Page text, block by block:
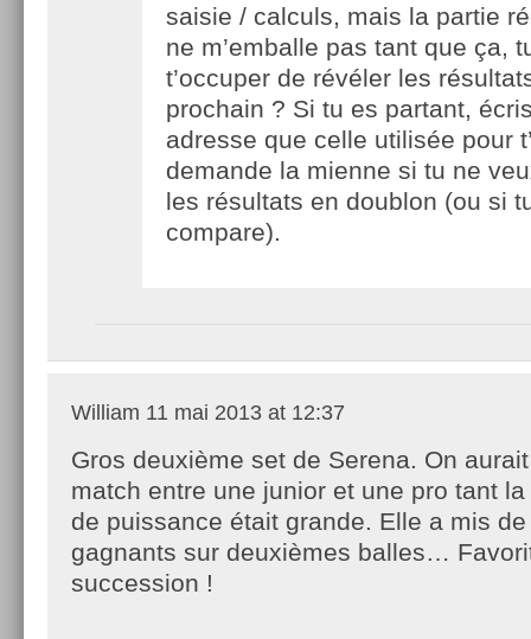
saisie / calculs, mais la partie
ne m’emballe pas tant que ça,
t’occuper de révéler les
prochain ? Si tu es partant,
adresse que celle utilisée pour
demande la mienne si tu ne
les résultats en doublon (ou si
compare).
William 11 mai 2013 at 12:37
Gros deuxième set de Serena. On
match entre une junior et une pro tant
de puissance était grande. Elle a mis
gagnants sur deuxièmes balles…
succession !